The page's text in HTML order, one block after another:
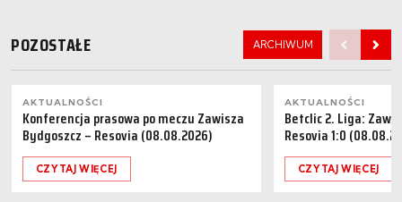
POZOSTAŁE ARCHIWUM
AKTUALNOŚCI
Konferencja prasowa po meczu Zawisza
Bydgoszcz – Resovia (08.08.2026)
CZYTAJ WIĘCEJ
AKTUALNOŚCI
Betclic 2. Liga:
Resovia 1:0
CZYTAJ WIĘCEJ